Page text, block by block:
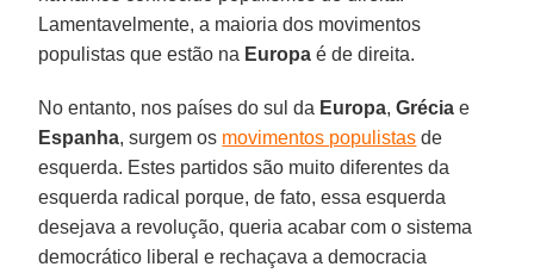
Lamentavelmente, a maioria dos movimentos
populistas que estão na Europa é de direita.
No entanto, nos países do sul da Europa,Grécia e
Espanha, surgem os movimentos populistas de
esquerda. Estes partidos são muito diferentes da
esquerda radical porque, de fato, essa esquerda
desejava a revolução, queria acabar com o sistema
democrático liberal e rechaçava a democracia